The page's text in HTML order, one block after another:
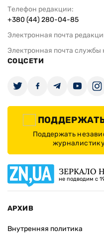
Телефон редакции:
+380 (44) 280-04-85
Электронная почта
Электронная почта службы
СОЦСЕТИ
ПОДДЕРЖАТЬ
Поддержать
ЗЕРКАЛО
не подводим с
АРХИВ
Внутренняя политика